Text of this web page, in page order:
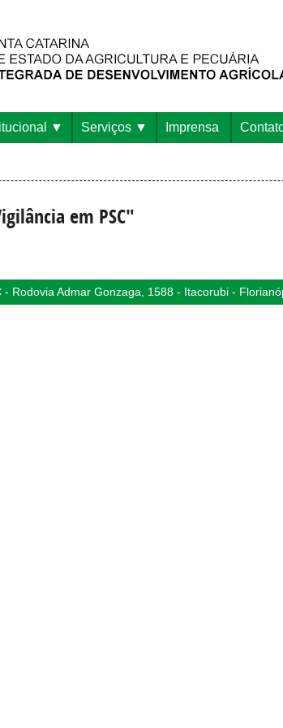
Serviços Imprensa
em PSC"
- Rodovia Admar Gonzaga, 1588 - Itacorubi -